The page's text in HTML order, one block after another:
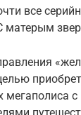
все
мегаполиса